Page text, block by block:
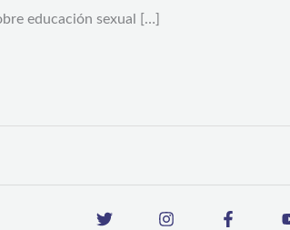
educación sexual […]